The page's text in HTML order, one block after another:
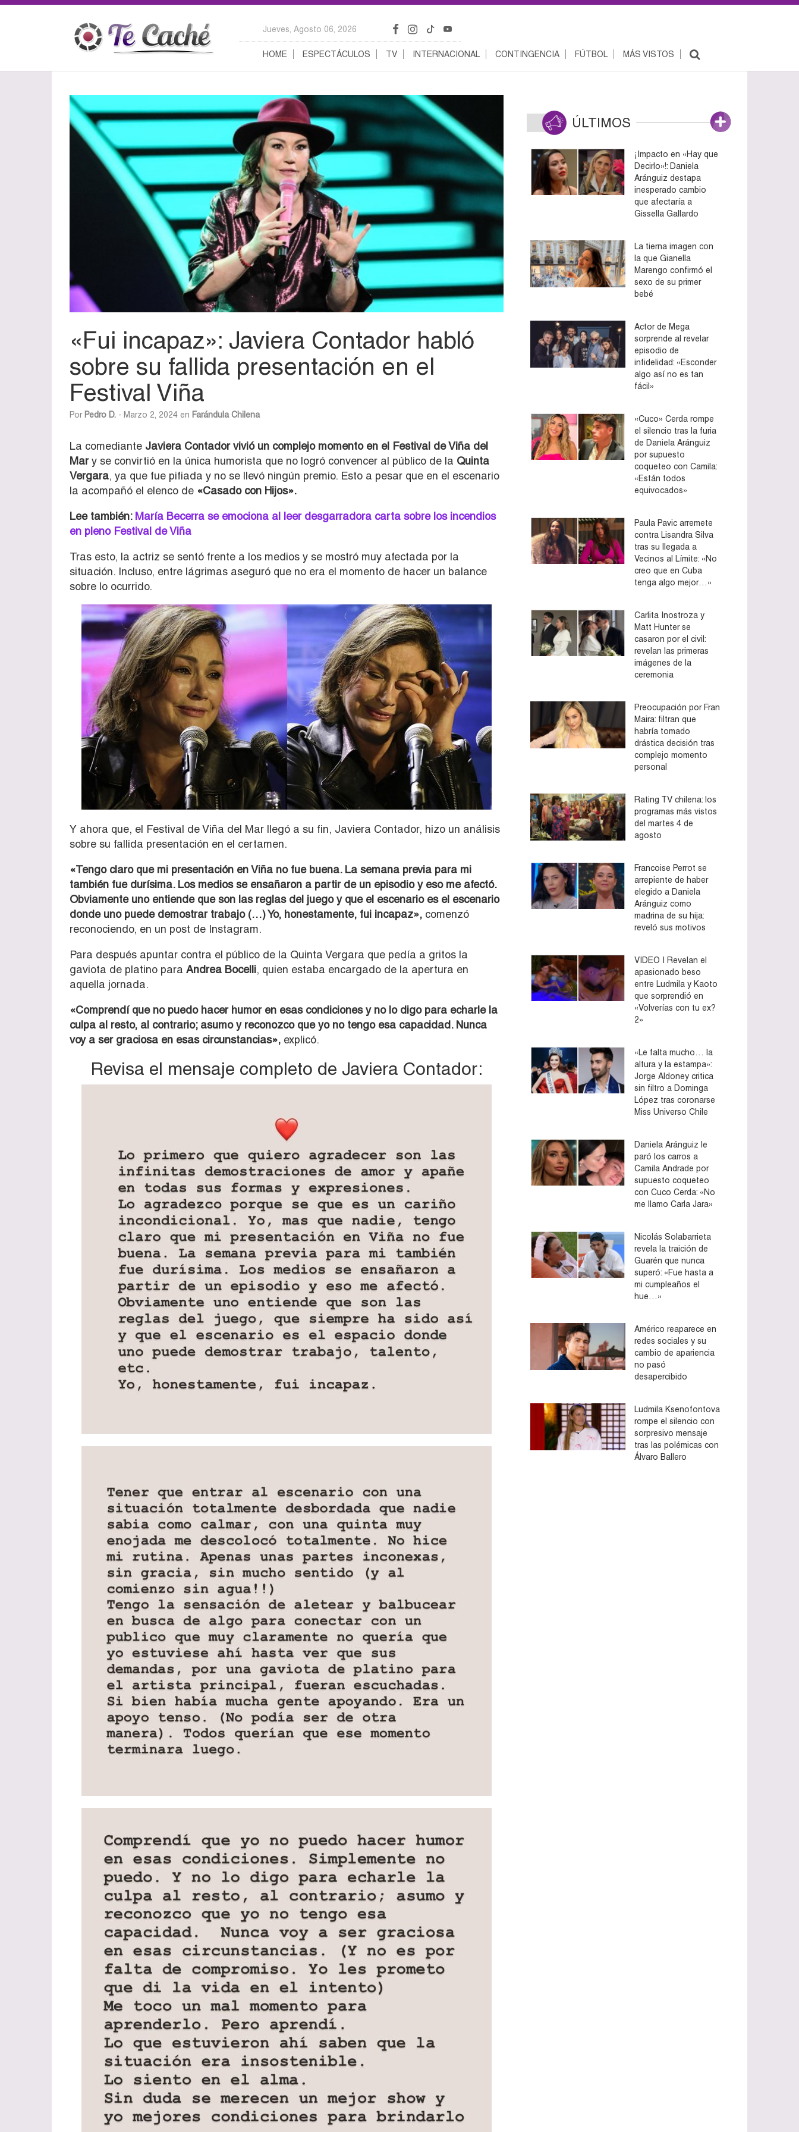
Jueves, Agosto 06, 2026
HOME ESPECTÁCULOS TV INTERNACIONAL CONTINGENCIA FÚTBOL MÁS VISTOS
«Fui incapaz»: Javiera Contador habló
sobre su fallida presentación en el
Festival Viña
Por Pedro D. - Marzo 2, 2024 en Farándula Chilena
La comediante Javiera Contador vivió un complejo momento en el Festival de Viña del
Mary se convirtió en la única humorista que no logró convencer al público de la Quinta
Vergara, ya que fue pifiada y no se llevó ningún premio. Esto a pesar que en el escenario
la acompañó el elenco de «Casado con Hijos».
Lee también:María Becerra se emociona al leer desgarradora carta sobre los incendios
en pleno Festival de Viña
Tras esto, la actriz se sentó frente a los medios y se mostró muy afectada por la
situación. Incluso, entre lágrimas aseguró que no era el momento de hacer un balance
sobre lo ocurrido.
Y ahora que, el Festival de Viña del Mar llegó a su fin, Javiera Contador, hizo un análisis
sobre su fallida presentación en el certamen.
«Tengo claro que mi presentación en Viña no fue buena. La semana previa para mi
también fue durísima. Los medios se ensañaron a partir de un episodio y eso me afectó.
Obviamente uno entiende que son las reglas del juego y que el escenario es el escenario
donde uno puede demostrar trabajo (…) Yo, honestamente, fui incapaz», comenzó
reconociendo, en un post de Instagram.
Para después apuntar contra el público de la Quinta Vergara que pedía a gritos la
gaviota de platino para Andrea Bocelli, quien estaba encargado de la apertura en
aquella jornada.
«Comprendí que no puedo hacer humor en esas condiciones y no lo digo para echarle la
culpa al resto, al contrario; asumo y reconozco que yo no tengo esa capacidad. Nunca
voy a ser graciosa en esas circunstancias», explicó.
Revisa el mensaje completo de Javiera Contador:
ÚLTIMOS
¡Impacto en «Hay que
Decirlo»!: Daniela
Aránguiz destapa
inesperado cambio
que afectaría a
Gissella Gallardo
La tierna imagen con
la que Gianella
Marengo confirmó el
sexo de su primer
bebé
Actor de Mega
sorprende al revelar
episodio de
infidelidad: «Esconder
algo así no es tan
fácil»
«Cuco» Cerda rompe
el silencio tras la furia
de Daniela Aránguiz
por supuesto
coqueteo con Camila:
«Están todos
equivocados»
Paula Pavic arremete
contra Lisandra Silva
tras su llegada a
Vecinos al Límite: «No
creo que en Cuba
tenga algo mejor…»
Carlita Inostroza y
Matt Hunter se
casaron por el civil:
revelan las primeras
imágenes de la
ceremonia
Preocupación por Fran
Maira: filtran que
habría tomado
drástica decisión tras
complejo momento
personal
Rating TV chilena: los
programas más vistos
del martes 4 de
agosto
Francoise Perrot se
arrepiente de haber
elegido a Daniela
Aránguiz como
madrina de su hija:
reveló sus motivos
VIDEO | Revelan el
apasionado beso
entre Ludmila y Kaoto
que sorprendió en
«Volverías con tu ex?
2»
«Le falta mucho… la
altura y la estampa»:
Jorge Aldoney critica
sin filtro a Dominga
López tras coronarse
Miss Universo Chile
Daniela Aránguiz le
paró los carros a
Camila Andrade por
supuesto coqueteo
con Cuco Cerda: «No
me llamo Carla Jara»
Nicolás Solabarrieta
revela la traición de
Guarén que nunca
superó: «Fue hasta a
mi cumpleaños el
hue…»
Américo reaparece en
redes sociales y su
cambio de apariencia
no pasó
desapercibido
Ludmila Ksenofontova
rompe el silencio con
sorpresivo mensaje
tras las polémicas con
Álvaro Ballero